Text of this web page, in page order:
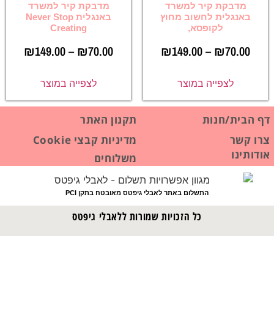
מדבקת קיר למשרד
באנגלית לחשוב מחוץ
לקופסא,
₪70.00
–
₪149.00
לצפייה במוצר
מדבקת קיר למשרד
באנגלית Never Stop
Creating
₪70.00
–
₪149.00
לצפייה במוצר
דף הבית/חנות
צרו קשר
תקנון האתר
מדיניות קבצי Cookie
אודותינו
משלוחים
התשלום באתר לאבלי גיפטס מאובטח בתקן PCI
כל הזכויות שמורות ללאבלי גיפטס